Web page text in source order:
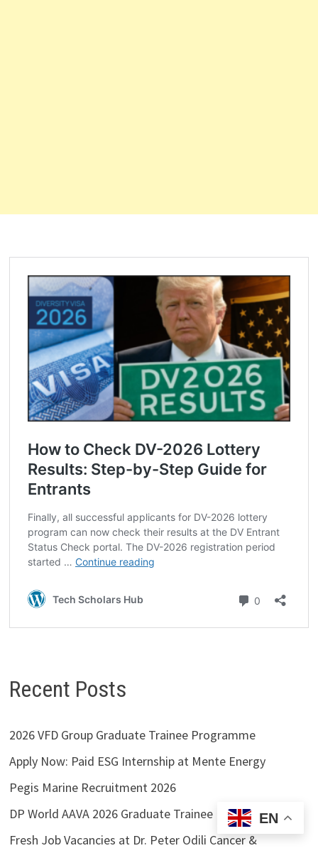
Recent Posts
2026 VFD Group Graduate Trainee Programme
Apply Now: Paid ESG Internship at Mente Energy
Pegis Marine Recruitment 2026
DP World AAVA 2026 Graduate Trainee Programme
Fresh Job Vacancies at Dr. Peter Odili Cancer &
EN